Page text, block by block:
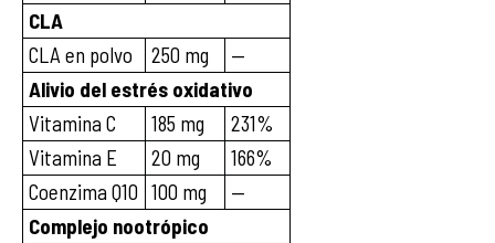
CLA
CLA en polvo
250 mg
—
Alivio del estrés oxidativo
Vitamina C
185 mg
231%
Vitamina E
20 mg
166%
Coenzima Q10 100 mg
—
Complejo nootrópico